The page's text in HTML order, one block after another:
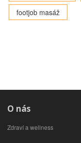
footjob masáž
O nás
Zdraví a wellness